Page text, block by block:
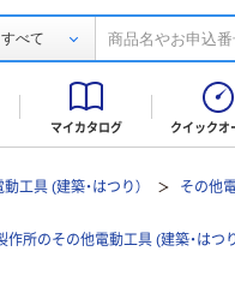
すべて
マイカタログ クイックオ
動工具 (建築・はつり） その他
作所のその他電動工具 (建築・はつ